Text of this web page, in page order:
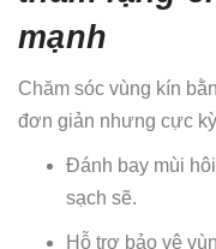
mạnh
Chăm sóc vùng kín
đơn giản nhưng cực
Đánh bay mùi
sạch sẽ.
Hỗ trợ bảo vệ